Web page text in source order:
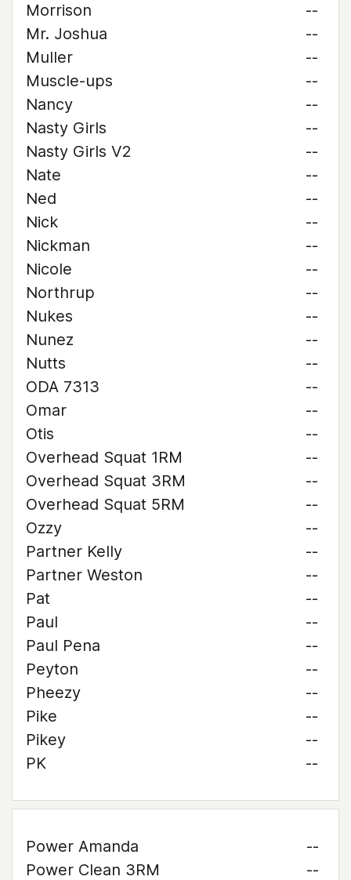
Morrison
--
Mr. Joshua
--
Muller
--
Muscle-ups
--
Nancy
--
Nasty Girls
--
Nasty Girls V2
--
Nate
--
Ned
--
Nick
--
Nickman
--
Nicole
--
Northrup
--
Nukes
--
Nunez
--
Nutts
--
ODA 7313
--
Omar
--
Otis
--
Overhead Squat 1RM
--
Overhead Squat 3RM
--
Overhead Squat 5RM
--
Ozzy
--
Partner Kelly
--
Partner Weston
--
Pat
--
Paul
--
Paul Pena
--
Peyton
--
Pheezy
--
Pike
--
Pikey
--
PK
--
Power Amanda
--
Power Clean 3RM
--